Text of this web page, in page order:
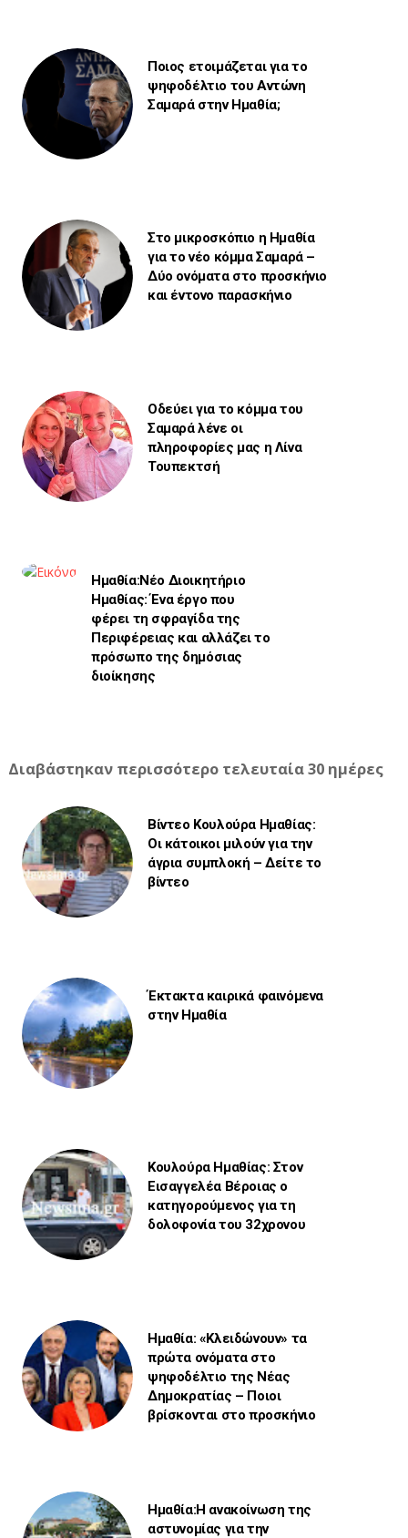
Ποιος ετοιμάζεται για το
ψηφοδέλτιο του Αντώνη
Σαμαρά στην Ημαθία;
Στο μικροσκόπιο η Ημαθία
για το νέο κόμμα Σαμαρά –
Δύο ονόματα στο προσκήνιο
και έντονο παρασκήνιο
Οδεύει για το κόμμα του
Σαμαρά λένε οι
πληροφορίες μας η Λίνα
Τουπεκτσή
Ημαθία:Νέο Διοικητήριο
Ημαθίας: Ένα έργο που
φέρει τη σφραγίδα της
Περιφέρειας και αλλάζει το
πρόσωπο της δημόσιας
διοίκησης
Διαβάστηκαν περισσότερο τελευταία 30 ημέρες
Βίντεο Κουλούρα Ημαθίας:
Οι κάτοικοι μιλούν για την
άγρια συμπλοκή – Δείτε το
βίντεο
Έκτακτα καιρικά φαινόμενα
στην Ημαθία
Κουλούρα Ημαθίας: Στον
Εισαγγελέα Βέροιας ο
κατηγορούμενος για τη
δολοφονία του 32χρονου
Ημαθία: «Κλειδώνουν» τα
πρώτα ονόματα στο
ψηφοδέλτιο της Νέας
Δημοκρατίας – Ποιοι
βρίσκονται στο προσκήνιο
Ημαθία:Η ανακοίνωση της
αστυνομίας για την